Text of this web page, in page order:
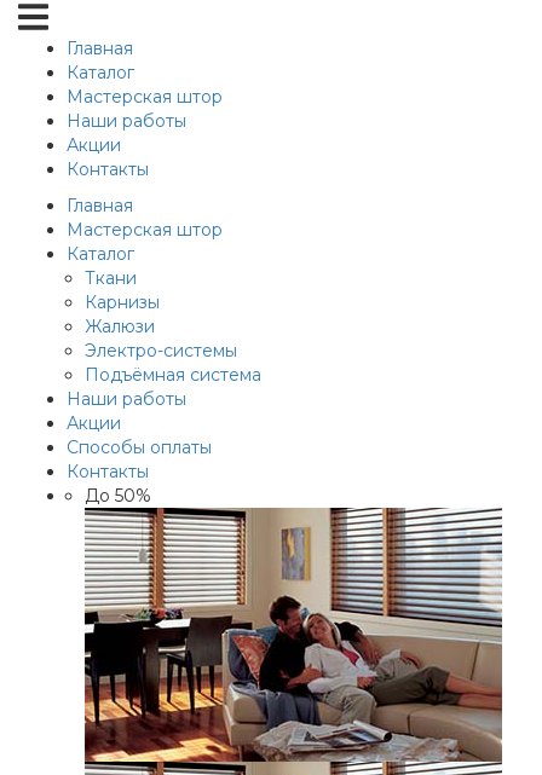
Главная
Каталог
Мастерская штор
Наши работы
Акции
Контакты
Главная
Мастерская штор
Каталог
Ткани
Карнизы
Жалюзи
Электро-системы
Подъёмная система
Наши работы
Акции
Способы оплаты
Контакты
До 50%